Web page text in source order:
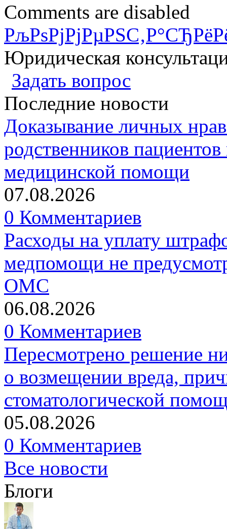
Comments are disabled
Юридическая
Задать вопрос
Последние новости
Доказывание личных
родственников
медицинской помощи
07.08.2026
0 Комментариев
Расходы на уплату
медпомощи не
ОМС
06.08.2026
0 Комментариев
Пересмотрено решение
о возмещении вреда,
стоматологической
05.08.2026
0 Комментариев
Все новости
Блоги